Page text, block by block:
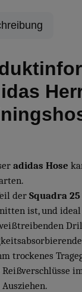
adidas Hose
der Squadra 25
ist, und
trockenes